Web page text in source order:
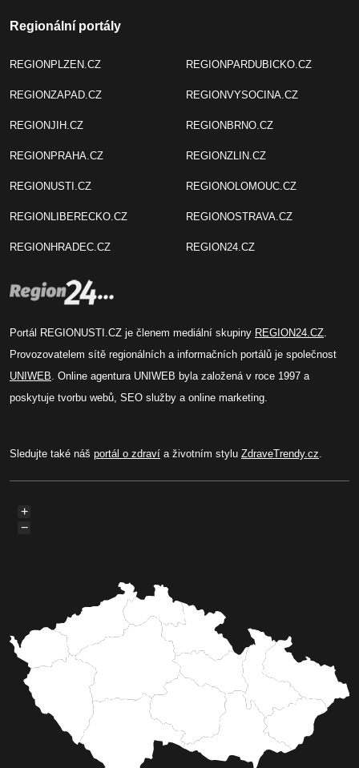
Regionální portály
REGIONPLZEN.CZ
REGIONZAPAD.CZ
REGIONJIH.CZ
REGIONPRAHA.CZ
REGIONUSTI.CZ
REGIONLIBERECKO.CZ
REGIONHRADEC.CZ
REGIONPARDUBICKO.CZ
REGIONVYSOCINA.CZ
REGIONBRNO.CZ
REGIONZLIN.CZ
REGIONOLOMOUC.CZ
REGIONOSTRAVA.CZ
REGION24.CZ
Portál REGIONUSTI.CZ je členem mediální skupiny REGION24.CZ.
Provozovatelem sítě regionálních a informačních portálů je společnost
UNIWEB. Online agentura UNIWEB byla založená v roce 1997 a
poskytuje tvorbu webů, SEO služby a online marketing.
Sledujte také náš portál o zdraví a životním stylu ZdraveTrendy.cz.
+
−